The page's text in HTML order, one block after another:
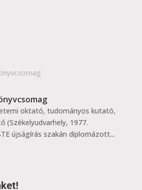
oktató, tudományos kutató,
(Székelyudvarhely, 1977.
újságírás szakán diplomázott...